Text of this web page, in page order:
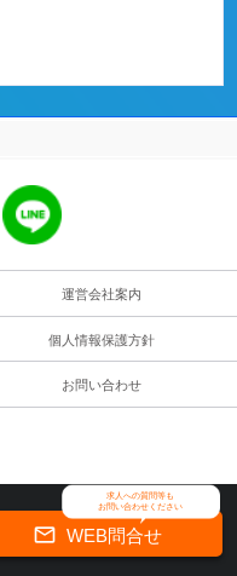
運営会社案内
個人情報保護方針
お問い合わせ
求人への質問等も
お問い合わせください
 WEB問合せ